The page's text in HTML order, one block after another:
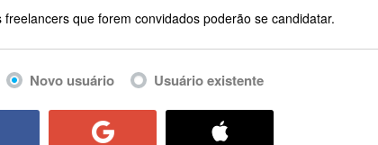
Toolkit (AWT)
freelancers que forem convidados poderão se candidatar.
Novo usuário Usuário existente